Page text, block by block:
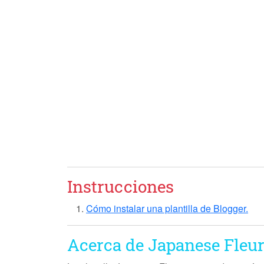
Instrucciones
Cómo instalar una plantilla de Blogger.
Acerca de Japanese Fleur